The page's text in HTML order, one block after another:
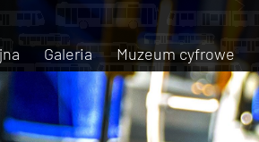
Galeria Muzeum cyfrowe